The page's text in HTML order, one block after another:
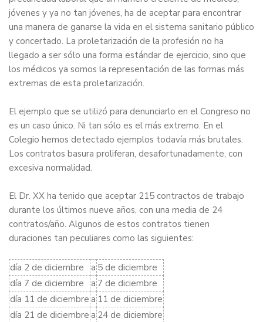
jóvenes y ya no tan jóvenes, ha de aceptar para encontrar
una manera de ganarse la vida en el sistema sanitario público
y concertado. La proletarización de la profesión no ha
llegado a ser sólo una forma estándar de ejercicio, sino que
los médicos ya somos la representación de las formas más
extremas de esta proletarización.
El ejemplo que se utilizó para denunciarlo en el Congreso no
es un caso único. Ni tan sólo es el más extremo. En el
Colegio hemos detectado ejemplos todavía más brutales.
Los contratos basura proliferan, desafortunadamente, con
excesiva normalidad.
El Dr. XX ha tenido que aceptar 215 contractos de trabajo
durante los últimos nueve años, con una media de 24
contratos/año. Algunos de estos contratos tienen
duraciones tan peculiares como las siguientes:
día 2 de diciembre a 5 de diciembre
día 7 de diciembre
a 7 de diciembre
día 11 de diciembre a 11 de diciembre
día 21 de diciembre a 24 de diciembre